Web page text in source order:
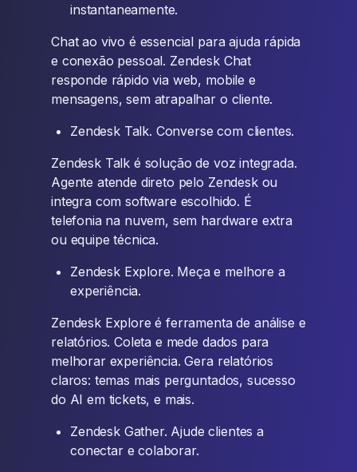
instantaneamente.
Chat ao vivo é essencial para ajuda rápida
e conexão pessoal. Zendesk Chat
responde rápido via web, mobile e
mensagens, sem atrapalhar o cliente.
Zendesk Talk. Converse com clientes.
Zendesk Talk é solução de voz integrada.
Agente atende direto pelo Zendesk ou
integra com software escolhido. É
telefonia na nuvem, sem hardware extra
ou equipe técnica.
Zendesk Explore. Meça e melhore a
experiência.
Zendesk Explore é ferramenta de análise e
relatórios. Coleta e mede dados para
melhorar experiência. Gera relatórios
claros: temas mais perguntados, sucesso
do AI em tickets, e mais.
Zendesk Gather. Ajude clientes a
conectar e colaborar.